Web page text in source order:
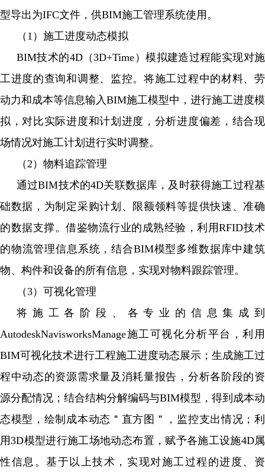
型导出为IFC文件，供BIM施工管理系统使用。
（1）施工进度动态模拟
BIM技术的4D（3D+Time）模拟建造过程能实现对施
工进度的查询和调整、监控。将施工过程中的材料、劳
动力和成本等信息输入BIM施工模型中，进行施工进度模
拟，对比实际进度和计划进度，分析进度偏差，结合现
场情况对施工计划进行实时调整。
（2）物料追踪管理
通过BIM技术的4D关联数据库，及时获得施工过程基
础数据，为制定采购计划、限额领料等提供快速、准确
的数据支撑。借鉴物流行业的成熟经验，利用RFID技术
的物流管理信息系统，结合BIM模型多维数据库中建筑
物、构件和设备的所有信息，实现对物料跟踪管理。
（3）可视化管理
将施工各阶段、各专业的信息集成到
AutodeskNavisworksManage施工可视化分析平台，利用
BIM可视化技术进行工程施工进度动态展示；生成施工过
程中动态的资源需求量及消耗量报告，分析各阶段的资
源分配情况；结合结构分解编码与BIM模型，得到成本动
态模型，绘制成本动态＂直方图＂，监控支出情况；利
用3D模型进行施工场地动态布置，赋予各施工设施4D属
性信息。基于以上技术，实现对施工过程的进度、资